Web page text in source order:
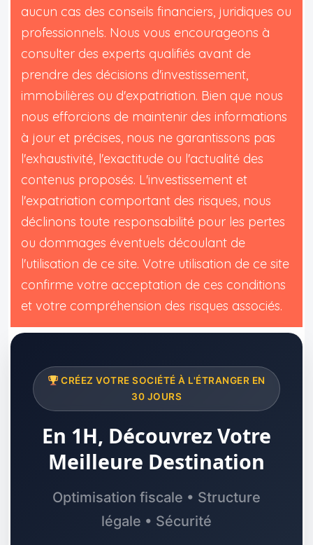
aucun cas des conseils financiers, juridiques ou
professionnels. Nous vous encourageons à
consulter des experts qualifiés avant de
prendre des décisions d'investissement,
immobilières ou d'expatriation. Bien que nous
nous efforcions de maintenir des informations
à jour et précises, nous ne garantissons pas
l'exhaustivité, l'exactitude ou l'actualité des
contenus proposés. L'investissement et
l'expatriation comportant des risques, nous
déclinons toute responsabilité pour les pertes
ou dommages éventuels découlant de
l'utilisation de ce site. Votre utilisation de ce site
confirme votre acceptation de ces conditions
et votre compréhension des risques associés.
CRÉEZ VOTRE SOCIÉTÉ À L'ÉTRANGER EN
30 JOURS
En 1H, Découvrez Votre
Meilleure Destination
Optimisation fiscale • Structure
légale • Sécurité